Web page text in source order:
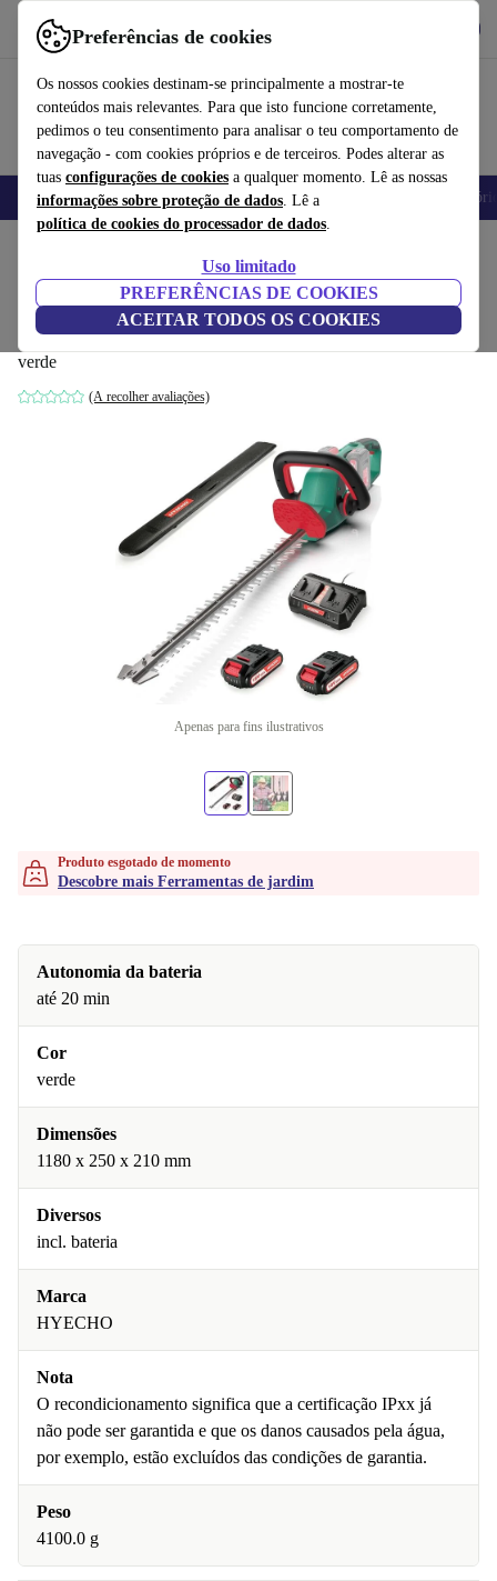
Preferências de cookies
Os nossos cookies destinam-se principalmente a mostrar-te
conteúdos mais relevantes. Para que isto funcione corretamente,
pedimos o teu consentimento para analisar o teu comportamento de
navegação - com cookies próprios e de terceiros. Podes alterar as
tuas configurações de cookies a qualquer momento. Lê as nossas
informações sobre proteção de dados. Lê a
política de cookies do processador de dados.
Uso limitado
PREFERÊNCIAS DE COOKIES
ACEITAR TODOS OS COOKIES
Use o refurbed de forma rápida e fácil
Telemóveis Computadores Portáteis Tablets
HYECHO 2000SPM 36V Cortador de
sebes sem fio
verde
(A recolher avaliações)
Apenas para fins ilustrativos
Produto esgotado de momento
Descobre mais Ferramentas de jardim
Autonomia da bateria
até 20 min
Cor
verde
Dimensões
1180 x 250 x 210 mm
Diversos
incl. bateria
Marca
HYECHO
Nota
O recondicionamento significa que a certificação IPxx já
não pode ser garantida e que os danos causados pela água,
por exemplo, estão excluídos das condições de garantia.
Peso
4100.0 g